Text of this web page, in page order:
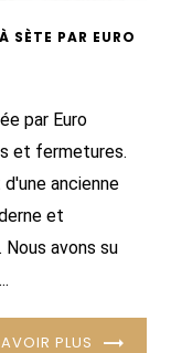
SÈTE PAR EURO
par Euro
et fermetures.
ancienne
et
avons su
PLUS